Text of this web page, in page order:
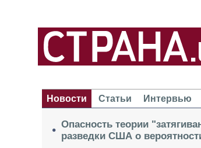
Новости
Статьи Интервью
Опасность теории
разведки США о